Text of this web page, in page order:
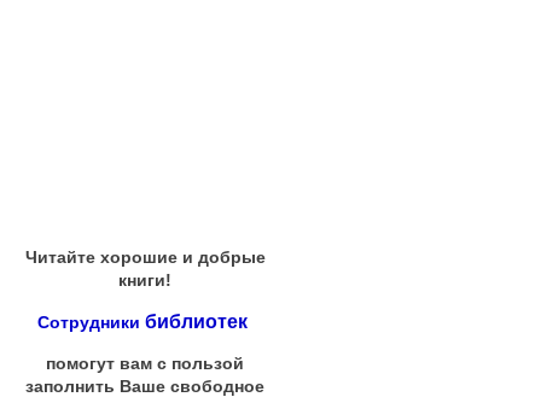
Читайте хорошие и добрые
книги!
Сотрудники библиотек
помогут вам с пользой
заполнить Ваше свободное